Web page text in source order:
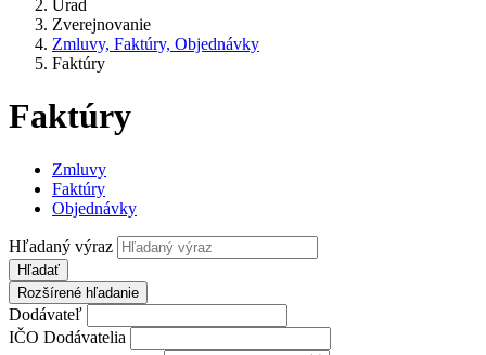
Úrad
Zverejnovanie
Zmluvy, Faktúry, Objednávky
Faktúry
Faktúry
Zmluvy
Faktúry
Objednávky
Hľadaný výraz
Hľadať
Rozšírené hľadanie
Dodávateľ
IČO Dodávatelia